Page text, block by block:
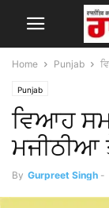
Home Punjab
Punjab
ਵਿਆਹ
ਮਜੀਠੀਆ
By Gurpreet Singh -